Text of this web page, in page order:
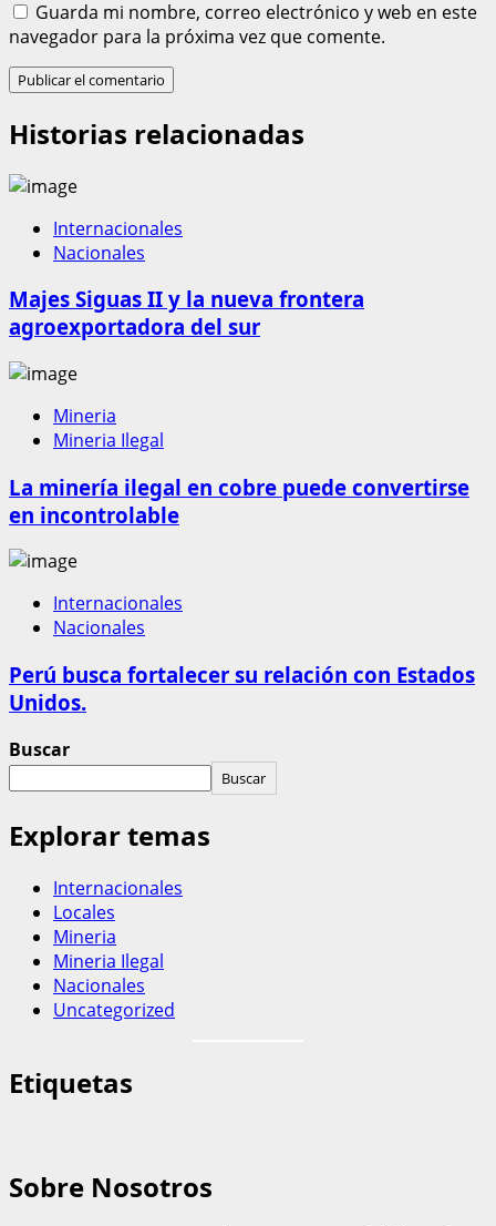
Guarda mi nombre, correo electrónico y web en este
navegador para la próxima vez que comente.
Historias relacionadas
Internacionales
Nacionales
Majes Siguas II y la nueva frontera
agroexportadora del sur
Mineria
Mineria Ilegal
La minería ilegal en cobre puede convertirse
en incontrolable
Internacionales
Nacionales
Perú busca fortalecer su relación con Estados
Unidos.
Buscar
Buscar
Explorar temas
Internacionales
Locales
Mineria
Mineria Ilegal
Nacionales
Uncategorized
Etiquetas
Sobre Nosotros